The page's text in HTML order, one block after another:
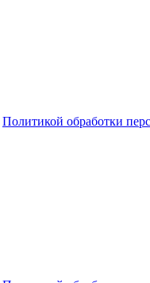
Политикой обработки